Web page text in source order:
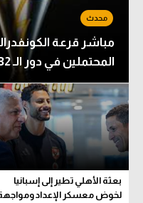
مباشر قرعة
المحتملين في دور الـ 32.. ومواجهة زد
بعثة الأهلي تطير إلى إسبانيا
لخوض معسكر الإعداد